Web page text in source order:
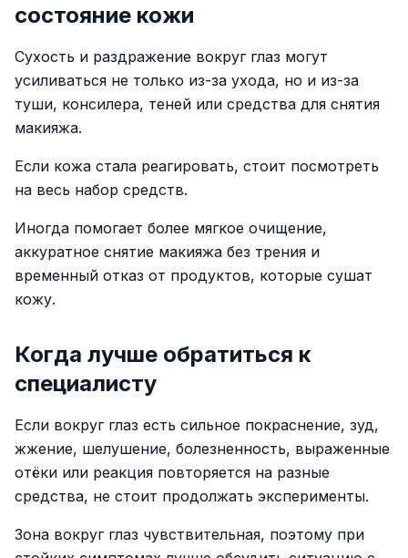
состояние кожи
Сухость и раздражение вокруг глаз могут
усиливаться не только из-за ухода, но и из-за
туши, консилера, теней или средства для снятия
макияжа.
Если кожа стала реагировать, стоит посмотреть
на весь набор средств.
Иногда помогает более мягкое очищение,
аккуратное снятие макияжа без трения и
временный отказ от продуктов, которые сушат
кожу.
Когда лучше обратиться к
специалисту
Если вокруг глаз есть сильное покраснение, зуд,
жжение, шелушение, болезненность, выраженные
отёки или реакция повторяется на разные
средства, не стоит продолжать эксперименты.
Зона вокруг глаз чувствительная, поэтому при